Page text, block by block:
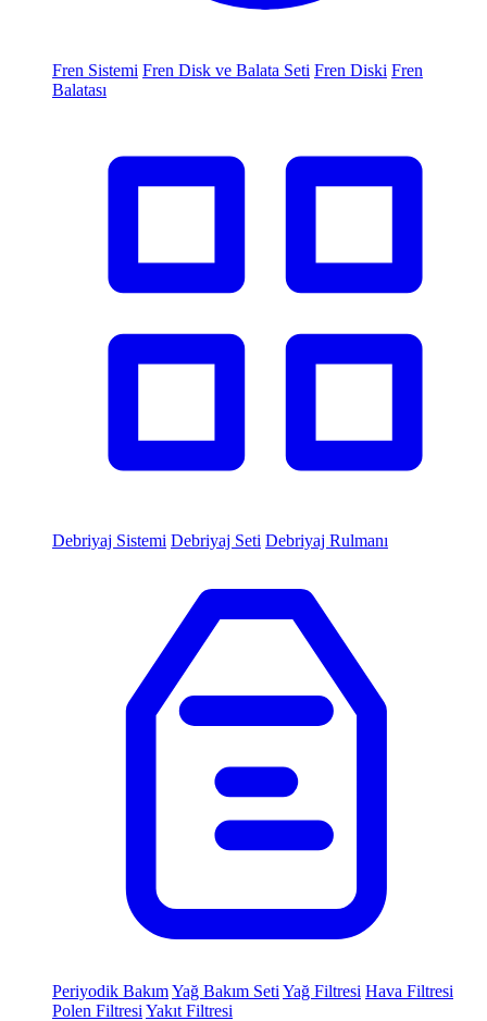
Fren Sistemi Fren Disk ve Balata Seti Fren Diski Fren
Balatası
Debriyaj Sistemi Debriyaj Seti Debriyaj Rulmanı
Periyodik BakımYağ Bakım Seti Yağ Filtresi Hava Filtresi
Polen Filtresi Yakıt Filtresi